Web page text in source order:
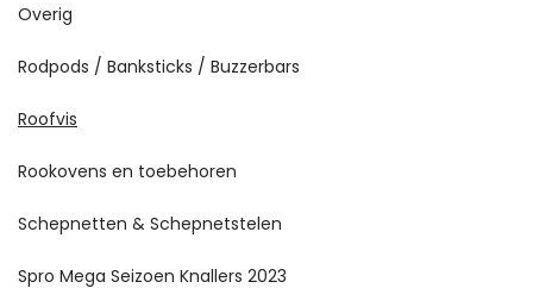
Overig
Rodpods / Banksticks / Buzzerbars
Roofvis
Rookovens en toebehoren
Schepnetten & Schepnetstelen
Spro Mega Seizoen Knallers 2023